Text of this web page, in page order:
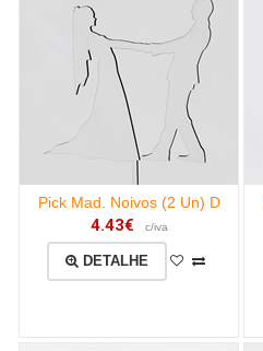
Pick Mad. Noivos (2 Un) D
4.43€ c/iva
DETALHE